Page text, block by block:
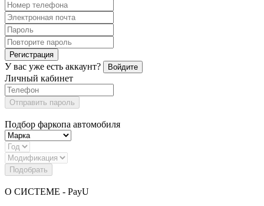
Регистрация
У вас уже есть аккаунт? Войдите
Личный кабинет
Отправить пароль
Подбор фаркопа автомобиля
Подобрать
О СИСТЕМЕ - PayU